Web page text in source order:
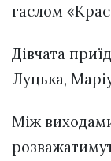
гаслом
Дівчата
Луцька,
Між